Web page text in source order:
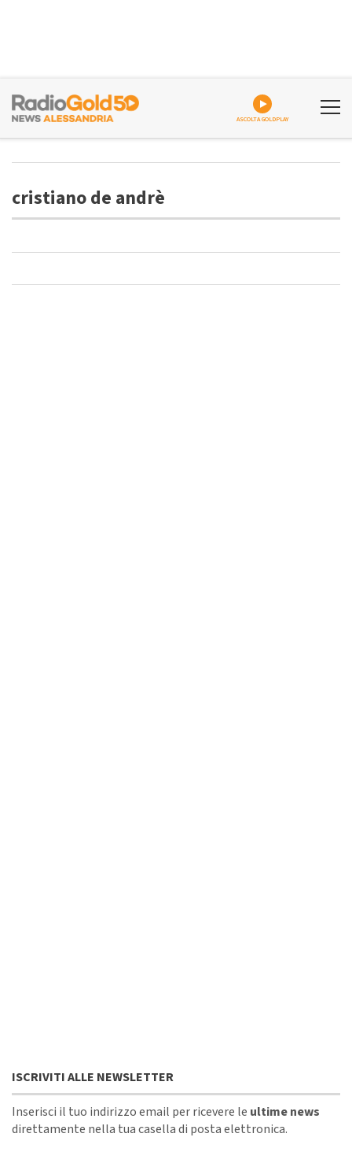
ASCOLTA GOLDPLAY
cristiano de andrè
ISCRIVITI ALLE NEWSLETTER
Inserisci il tuo indirizzo email per ricevere le ultime news
direttamente nella tua casella di posta elettronica.